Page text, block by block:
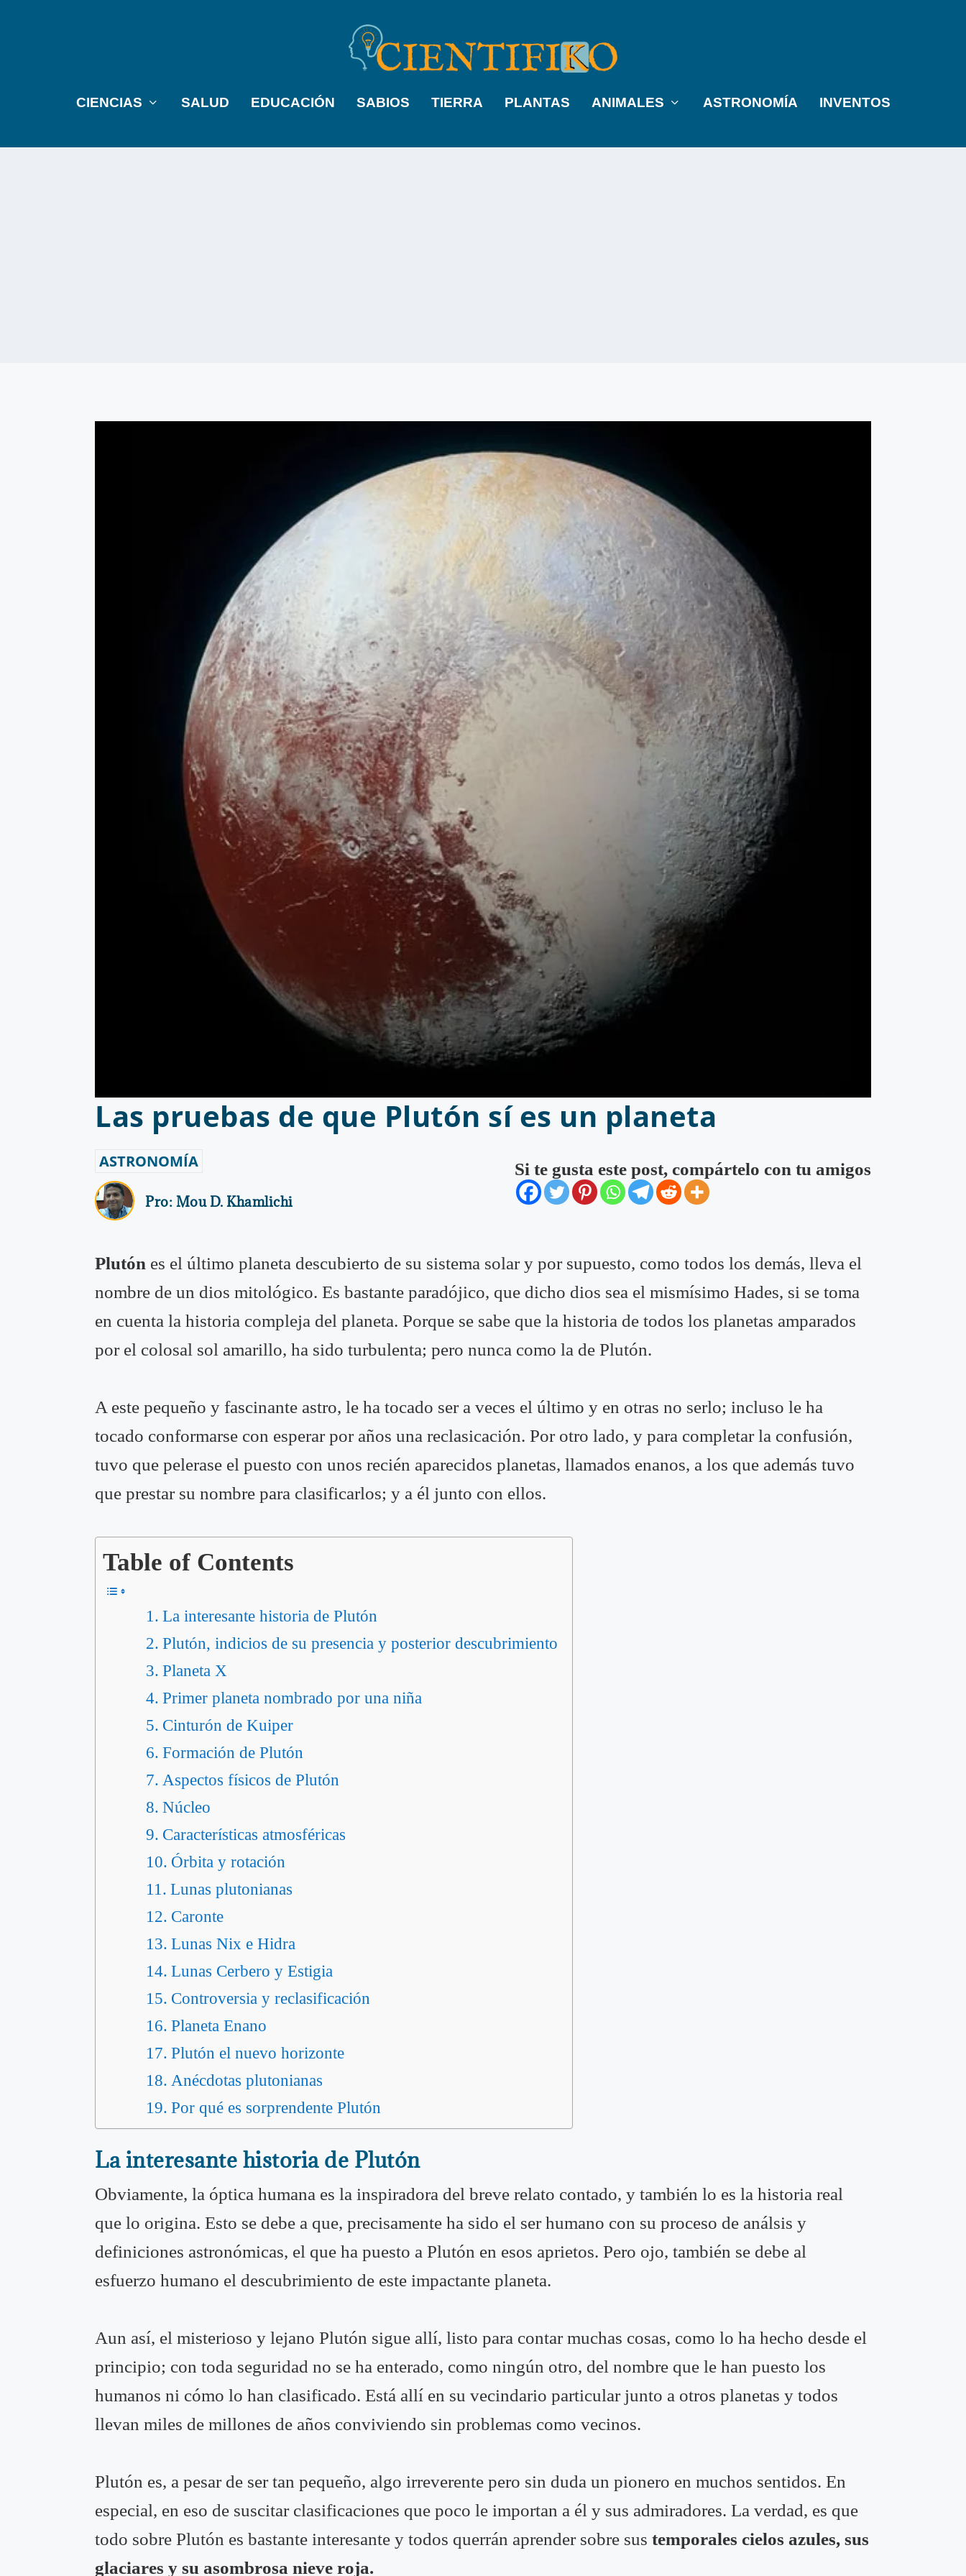
CIENCIAS SALUD EDUCACIÓN SABIOS TIERRA PLANTAS ANIMALES ASTRONOMÍA INVENTOS
Las pruebas de que Plutón sí es un planeta
ASTRONOMÍA
Pro: Mou D. Khamlichi
Si te gusta este post, compártelo con tu amigos
Plutón es el último planeta descubierto de su sistema solar y por supuesto, como todos los demás, lleva el
nombre de un dios mitológico. Es bastante paradójico, que dicho dios sea el mismísimo Hades, si se toma
en cuenta la historia compleja del planeta. Porque se sabe que la historia de todos los planetas amparados
por el colosal sol amarillo, ha sido turbulenta; pero nunca como la de Plutón.
A este pequeño y fascinante astro, le ha tocado ser a veces el último y en otras no serlo; incluso le ha
tocado conformarse con esperar por años una reclasicación. Por otro lado, y para completar la confusión,
tuvo que pelerase el puesto con unos recién aparecidos planetas, llamados enanos, a los que además tuvo
que prestar su nombre para clasificarlos; y a él junto con ellos.
Table of Contents
La interesante historia de Plutón
Plutón, indicios de su presencia y posterior descubrimiento
Planeta X
Primer planeta nombrado por una niña
Cinturón de Kuiper
Formación de Plutón
Aspectos físicos de Plutón
Núcleo
Características atmosféricas
Órbita y rotación
Lunas plutonianas
Caronte
Lunas Nix e Hidra
Lunas Cerbero y Estigia
Controversia y reclasificación
Planeta Enano
Plutón el nuevo horizonte
Anécdotas plutonianas
Por qué es sorprendente Plutón
La interesante historia de Plutón
Obviamente, la óptica humana es la inspiradora del breve relato contado, y también lo es la historia real
que lo origina. Esto se debe a que, precisamente ha sido el ser humano con su proceso de análsis y
definiciones astronómicas, el que ha puesto a Plutón en esos aprietos. Pero ojo, también se debe al
esfuerzo humano el descubrimiento de este impactante planeta.
Aun así, el misterioso y lejano Plutón sigue allí, listo para contar muchas cosas, como lo ha hecho desde el
principio; con toda seguridad no se ha enterado, como ningún otro, del nombre que le han puesto los
humanos ni cómo lo han clasificado. Está allí en su vecindario particular junto a otros planetas y todos
llevan miles de millones de años conviviendo sin problemas como vecinos.
Plutón es, a pesar de ser tan pequeño, algo irreverente pero sin duda un pionero en muchos sentidos. En
especial, en eso de suscitar clasificaciones que poco le importan a él y sus admiradores. La verdad, es que
todo sobre Plutón es bastante interesante y todos querrán aprender sobre sus temporales cielos azules, sus
glaciares y su asombrosa nieve roja.